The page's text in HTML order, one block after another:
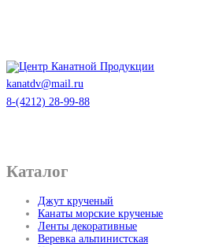
kanatdv@mail.ru
8-(4212) 28-99-88
Каталог
Джут крученый
Канаты морские крученые
Ленты декоративные
Веревка альпинистская